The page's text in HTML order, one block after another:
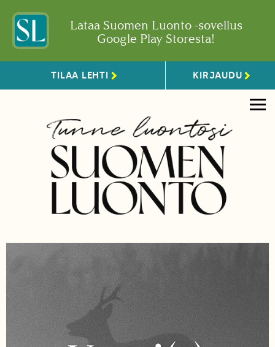
Lataa Suomen Luonto -sovellus
Google Play Storesta!
TILAA LEHTI KIRJAUDU